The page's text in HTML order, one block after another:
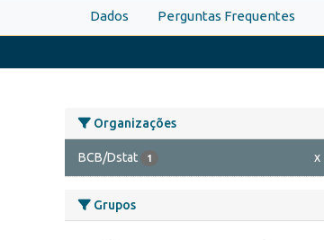
Dados Perguntas Frequentes
Organizações
BCB/Dstat 1 x
Grupos